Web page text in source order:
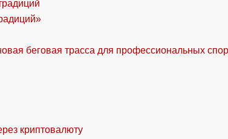
беговая трасса для профессиональных